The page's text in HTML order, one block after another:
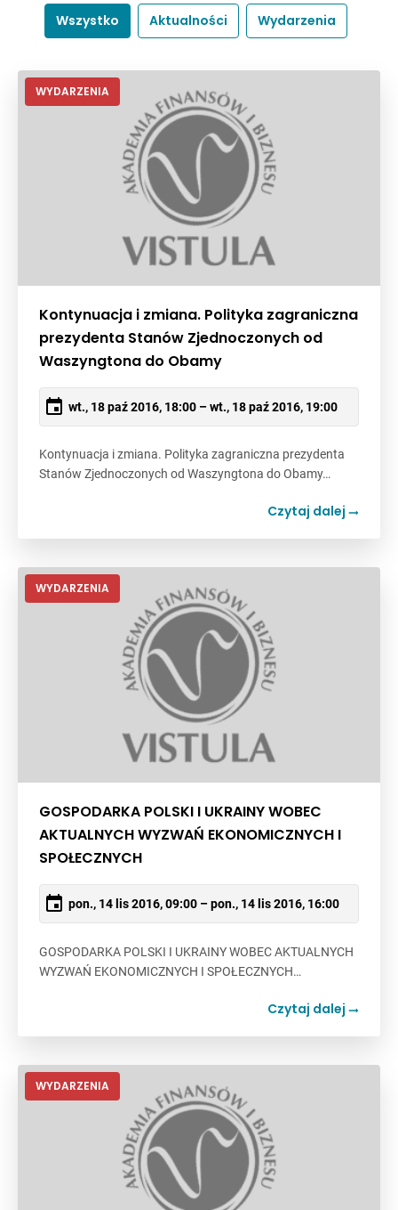
Wszystko Aktualności Wydarzenia
WYDARZENIA
Kontynuacja i zmiana. Polityka zagraniczna
prezydenta Stanów Zjednoczonych od
Waszyngtona do Obamy
wt., 18 paź 2016, 18:00 – wt., 18 paź 2016, 19:00
Kontynuacja i zmiana. Polityka zagraniczna prezydenta
Stanów Zjednoczonych od Waszyngtona do Obamy…
Czytaj dalej
WYDARZENIA
GOSPODARKA POLSKI I UKRAINY WOBEC
AKTUALNYCH WYZWAŃ EKONOMICZNYCH I
SPOŁECZNYCH
pon., 14 lis 2016, 09:00 – pon., 14 lis 2016, 16:00
GOSPODARKA POLSKI I UKRAINY WOBEC AKTUALNYCH
WYZWAŃ EKONOMICZNYCH I SPOŁECZNYCH…
Czytaj dalej
WYDARZENIA